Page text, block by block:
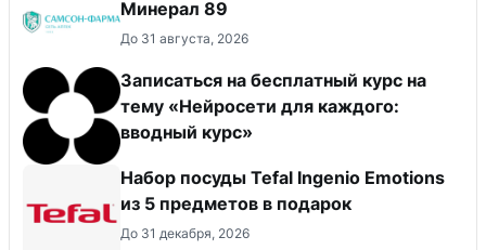
Минерал 89
До 31 августа, 2026
Записаться на бесплатный курс на
тему «Нейросети для каждого:
вводный курс»
Набор посуды Tefal Ingenio Emotions
из 5 предметов в подарок
До 31 декабря, 2026